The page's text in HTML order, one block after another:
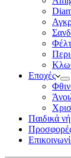
Φέλτ
Εποχές
Παιδικά